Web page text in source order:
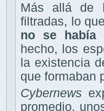
Más allá de
filtradas, lo
no se había
hecho, los
la existencia
que formaban
Cybernews
promedio,